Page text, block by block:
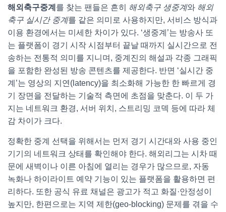
해외축구중계 를 찾는 팬들은 흔히 해외축구 생중계와 해외
축구 실시간 중계를 같은 의미로 사용하지만, 서비스 방식과
이용 환경에서는 미세한 차이가 있다. ‘생중계’는 방송사 또
는 플랫폼이 경기 시작 시점부터 끝날 때까지 실시간으로 전
송하는 전통적 의미를 지니며, 중계진의 해설과 각종 그래픽
을 포함한 완성된 방송 콘텐츠를 제공한다. 반면 ‘실시간 중
계’는 영상의 지연(latency)을 최소화해 가능한 한 빠르게 경
기 장면을 전달하는 기술적 측면에 초점을 맞춘다. 이 두 가
지는 네트워크 환경, 서버 위치, 스트리밍 코덱 등에 따라 체
감 차이가 크다.
정확한 중계 선택을 위해서는 먼저 경기 시간대와 사용 중인
기기의 네트워크 상태를 확인해야 한다. 해외리그는 시차 때
문에 새벽이나 이른 아침에 열리는 경우가 많으므로, 자동
녹화나 하이라이트 예약 기능이 있는 플랫폼을 활용하면 편
리하다. 또한 공식 유료 채널은 광고가 적고 화질·안정성이
높지만, 한편으로는 지역 제한(geo-blocking) 문제를 겪을 수